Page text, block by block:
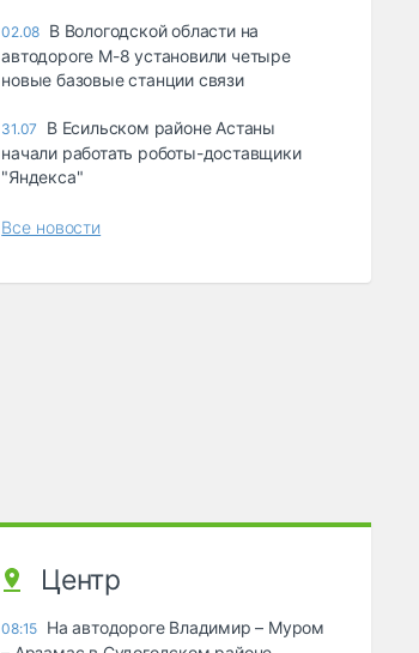
02.08 В Вологодской области на
автодороге М-8 установили четыре
новые базовые станции связи
31.07
В Есильском районе Астаны
начали работать роботы-доставщики
"Яндекса"
Все новости
Центр
08:15 На автодороге Владимир – Муром